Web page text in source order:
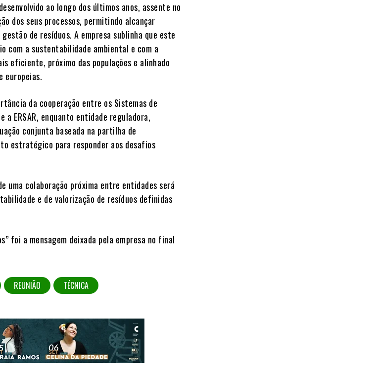
ao longo dos últimos anos, assente no
dos seus processos, permitindo alcançar
de resíduos. A empresa sublinha que este
com a sustentabilidade ambiental e com a
eficiente, próximo das populações e alinhado
europeias.
da cooperação entre os Sistemas de
a ERSAR, enquanto entidade reguladora,
conjunta baseada na partilha de
estratégico para responder aos desafios
uma colaboração próxima entre entidades será
e de valorização de resíduos definidas
foi a mensagem deixada pela empresa no final
REUNIÃO TÉCNICA